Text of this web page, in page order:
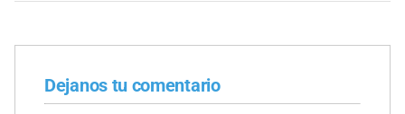
Dejanos tu comentario